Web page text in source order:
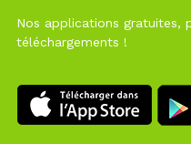
Nos applications gratuites,
téléchargements !